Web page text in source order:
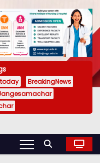
today
BreakingNews